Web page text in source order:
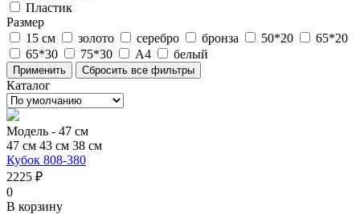
Пластик
Размер
15 см
золото серебро бронза 50*20
65*20
65*30
75*30 А4 белый
Каталог
Модель - 47 см
47 см 43 см 38 см
Кубок 808-380
2225 ₽
0
В корзину